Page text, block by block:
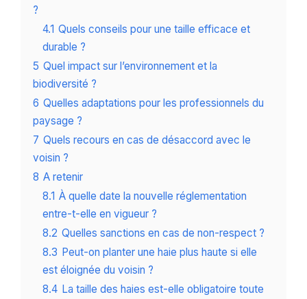
?
4.1 Quels conseils pour une taille efficace et
durable ?
5 Quel impact sur l’environnement et la
biodiversité ?
6 Quelles adaptations pour les professionnels du
paysage ?
7 Quels recours en cas de désaccord avec le
voisin ?
8 A retenir
8.1 À quelle date la nouvelle réglementation
entre-t-elle en vigueur ?
8.2 Quelles sanctions en cas de non-respect ?
8.3 Peut-on planter une haie plus haute si elle
est éloignée du voisin ?
8.4 La taille des haies est-elle obligatoire toute